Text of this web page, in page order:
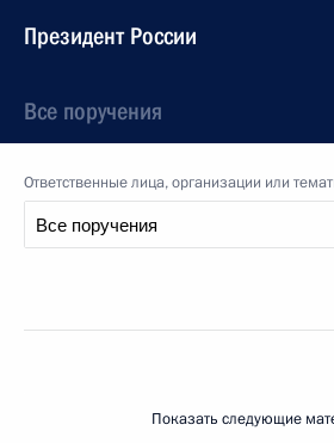
Президент России
Все поручения
Ответственные лица, организации или
Показать следующие